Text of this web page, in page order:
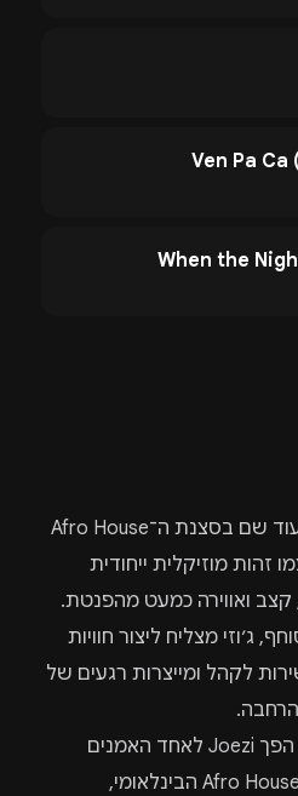
Ven Pa Ca
When the
הוא הרבה מעבר לעוד שם בסצנת ה־Afro House
מוזיקלית ייחודית
ואווירה כמעט מהפנטת.
ג׳וזי מצליח ליצור חוויות
לקהל ומייצרות רגעים של
הרחבה.
במהלך השנים האחרונות הפך Joezi לאחד האמנים
המזוהים ביותר עם גל ה־Afro House הבינלאומי,